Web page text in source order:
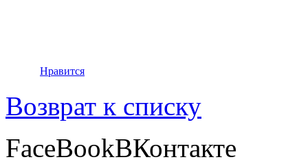
Нравится
Возврат к списку
FaceBookВКонтакте